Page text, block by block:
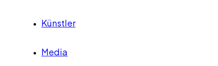
Künstler
Media